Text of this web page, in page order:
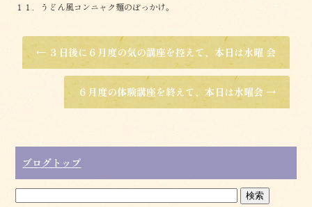
１１．うどん風コンニャク麺のぼっかけ。
← ３日後に６月度の気の講座を控えて、本日は水曜 会
６月度の体験講座を終えて、本日は水曜会 →
ブログトップ